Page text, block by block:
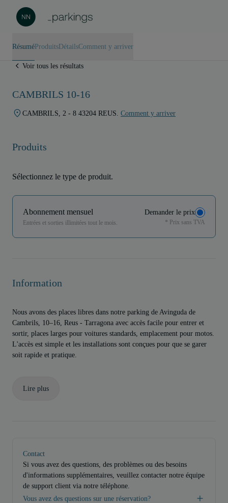
Résumé Produits DétailsComment y arriver
Voir tous les résultats
CAMBRILS 10-16
CAMBRILS, 2 - 8 43204 REUS. Comment y arriver
Produits
Sélectionnez le type de produit.
Abonnement mensuel
Entrées et sorties illimitées tout le mois.
Demander le prix
* Prix sans TVA
Information
Nous avons des places libres dans notre parking de Avinguda de
Cambrils, 10–16, Reus - Tarragona avec accès facile pour entrer et
sortir, places larges pour voitures standards, emplacement pour motos.
L'accès est simple et les installations sont conçues pour que se garer
soit rapide et pratique.
Lire plus
Contact
Si vous avez des questions, des problèmes ou des besoins
d'informations supplémentaires, veuillez contacter notre équipe
de support client via notre téléphone.
Vous avez des questions sur une réservation?